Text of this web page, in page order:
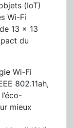
(IoT)
Wi-Fi
13 x 13
du
Wi-Fi
802.11ah,
mieux